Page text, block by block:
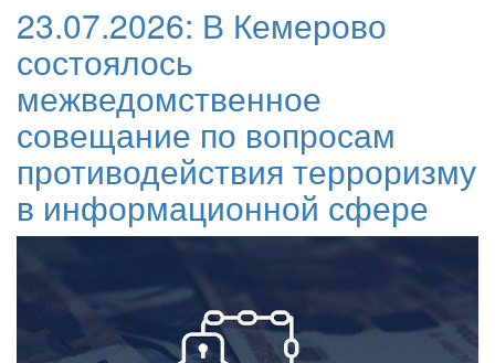
23.07.2026: В Кемерово
состоялось
межведомственное
совещание по вопросам
противодействия терроризму
в информационной сфере